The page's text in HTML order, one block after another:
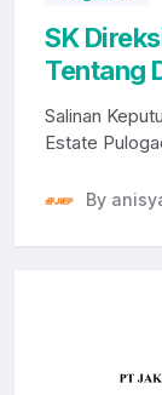
SK
Tentang
PT JIEP
Salinan
Estate
By